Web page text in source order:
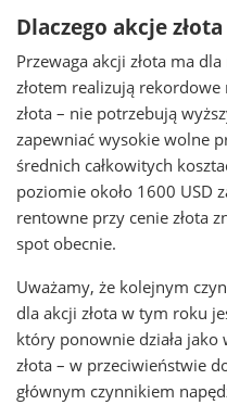
Dlaczego akcje
Przewaga akcji złota ma
złotem realizują
złota – nie potrzebują
zapewniać wysokie wolne
średnich całkowitych
poziomie około 1600 USD
rentowne przy cenie złota
spot obecnie.
Uważamy, że kolejnym
dla akcji złota w tym roku
który ponownie działa jako
złota – w przeciwieństwie
głównym czynnikiem